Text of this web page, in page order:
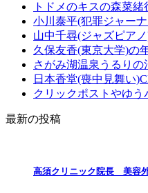
トドメのキスの森菜
小川泰平(犯罪ジャー
山中千尋(ジャズピア
久保友香(東京大学)の
さがみ湖温泉うるり
日本香堂(喪中見舞い
クリックポストやゆ
最新の投稿
高須クリニック院長 美容